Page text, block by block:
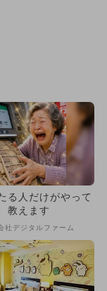
る人だけがやって
教えます
社デジタルファーム